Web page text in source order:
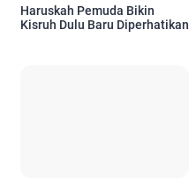
Haruskah Pemuda Bikin
Kisruh Dulu Baru Diperhatikan